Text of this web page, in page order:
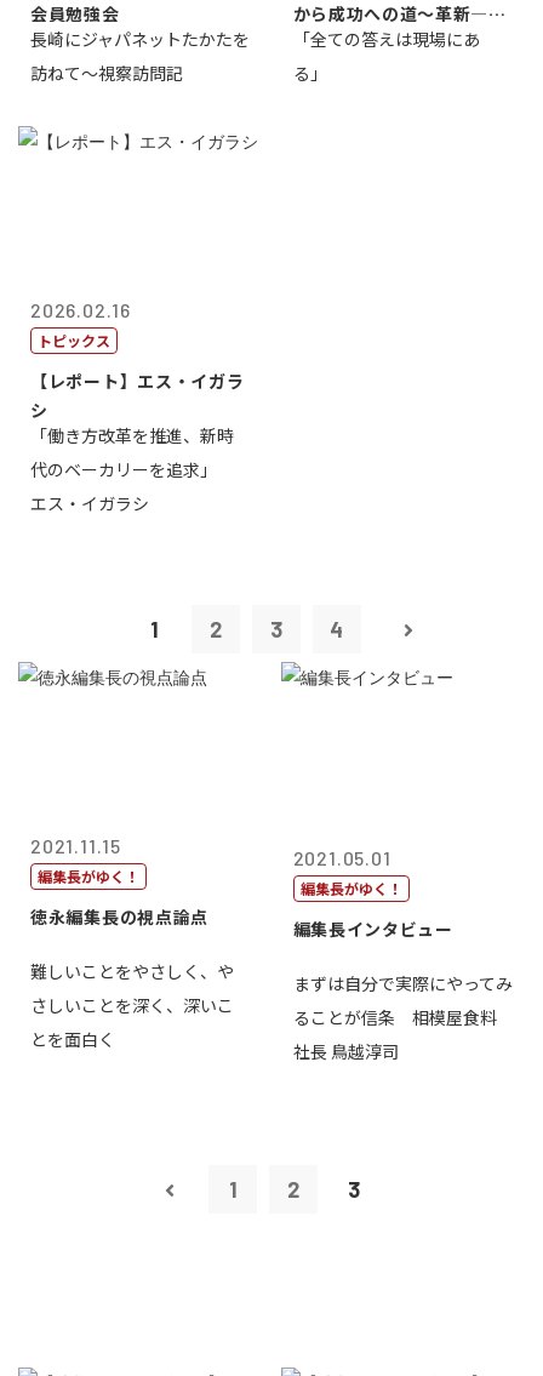
会員勉強会
長崎にジャパネットたかたを
訪ねて～視察訪問記
から成功への道～革新―挑
戦の先にある...
「全ての答えは現場にあ
る」
2026.02.16
トピックス
【レポート】エス・イガラ
シ
「働き方改革を推進、新時
代のベーカリーを追求」
エス・イガラシ
1 2 3 4
2021.11.15
編集長がゆく！
徳永編集長の視点論点
難しいことをやさしく、や
さしいことを深く、深いこ
とを面白く
2021.05.01
編集長がゆく！
編集長インタビュー
まずは自分で実際にやってみ
ることが信条 相模屋食料
社長 鳥越淳司
1 2 3